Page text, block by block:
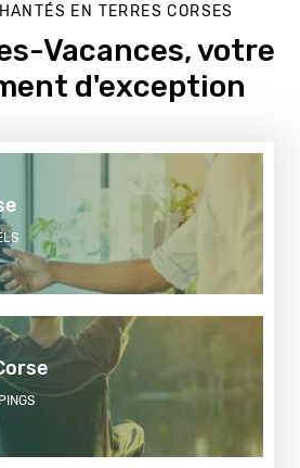
EN TERRES CORSES
Vacances, votre
d'exception